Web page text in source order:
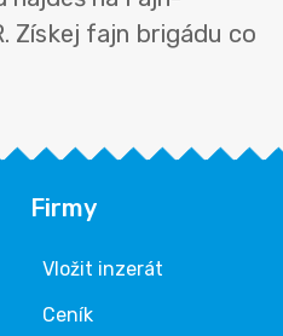
Získej fajn brigádu co
Firmy
Vložit inzerát
Ceník